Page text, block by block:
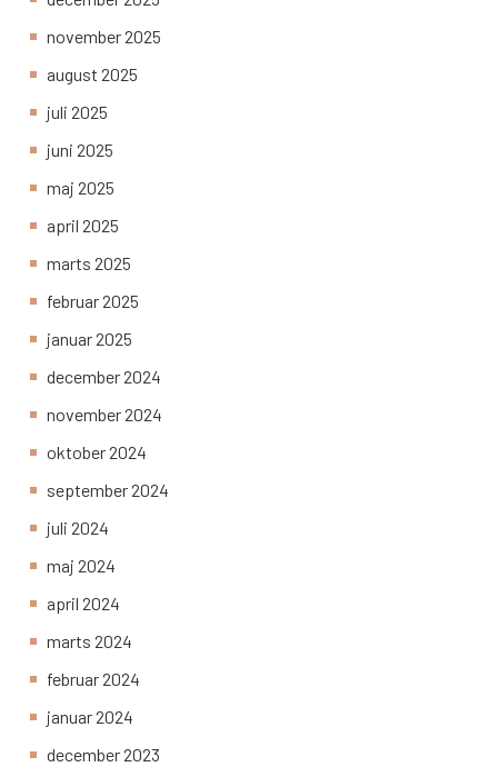
november 2025
august 2025
juli 2025
juni 2025
maj 2025
april 2025
marts 2025
februar 2025
januar 2025
december 2024
november 2024
oktober 2024
september 2024
juli 2024
maj 2024
april 2024
marts 2024
februar 2024
januar 2024
december 2023